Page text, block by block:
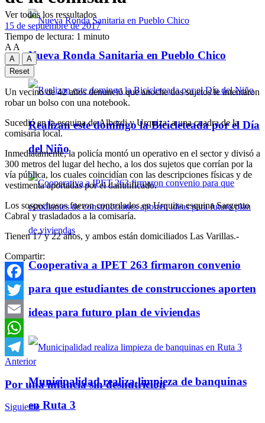
Nueva Ronda Sanitaria en Pueblo Chico
Realizan este domingo la Bicicleteada por el Día
del Niño
Cooperativa a IPET 263 firmaron convenio
para que estudiantes de construcciones aporten
ideas para futuro plan de viviendas
Municipalidad realiza limpieza de banquinas
en Ruta 3
Ver todos los ressultados
15 de septiembre de 2017
Tiempo de lectura: 1 minuto
A A
A
A
Reset
Un vecino de 42 años denunció que anoche dos sujetos le intentaron
robar un bolso con una notebook.
Sucedió en la esquina de Alberdi y Urquiza, a una cuadra de la
comisaría local.
Inmediatamente, la policía montó un operativo en el sector y divisó a
300 metros del lugar del hecho, a los dos sujetos que corrían por la
vía pública, los cuales coincidían con las descripciones físicas y de
vestimenta aportadas por el damnificado.
Los sospechosos fueron controlados en Urquiza esquina Sargento
Cabral y trasladados a la comisaría.
Tienen 17 y 22 años, y ambos están domiciliados Las Varillas.-
Compartir:
Facebook
Twitter
Email
WhatsApp
Telegram
Anterior
Por una infancia sin desnutrición
Siguiente